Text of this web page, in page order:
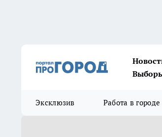
Эксклюзив Работа в городе